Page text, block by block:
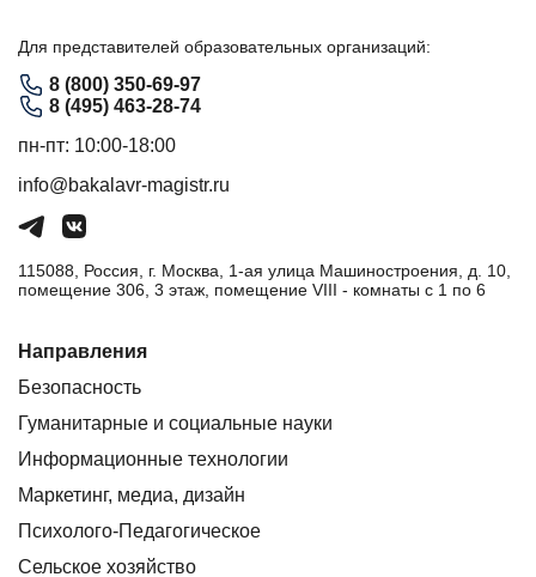
Для представителей образовательных организаций:
8 (800) 350-69-97
8 (495) 463-28-74
пн-пт: 10:00-18:00
info@bakalavr-magistr.ru
115088, Россия, г. Москва, 1-ая улица Машиностроения, д. 10,
помещение 306, 3 этаж, помещение VIII - комнаты с 1 по 6
Направления
Безопасность
Гуманитарные и социальные науки
Информационные технологии
Маркетинг, медиа, дизайн
Психолого-Педагогическое
Сельское хозяйство